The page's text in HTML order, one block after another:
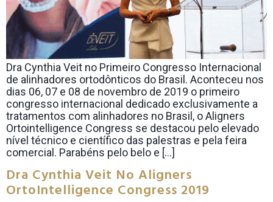
Dra Cynthia Veit no Primeiro Congresso Internacional
de alinhadores ortodônticos do Brasil. Aconteceu nos
dias 06, 07 e 08 de novembro de 2019 o primeiro
congresso internacional dedicado exclusivamente a
tratamentos com alinhadores no Brasil, o Aligners
Ortointelligence Congress se destacou pelo elevado
nível técnico e científico das palestras e pela feira
comercial. Parabéns pelo belo e […]
Dra Cynthia Veit No Aligners
OrtoIntelligence Congress 2019